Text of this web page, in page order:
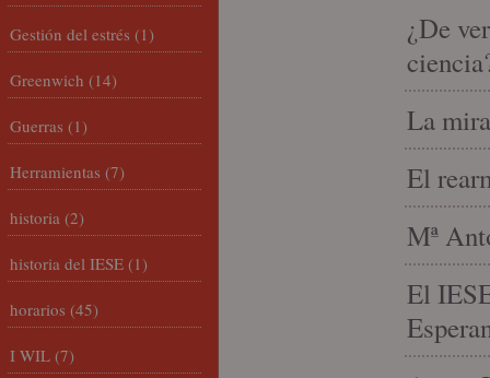
¿De
La
El
Mª
El
Gestión del estrés (1)
Greenwich (14)
Guerras (1)
Herramientas (7)
historia (2)
historia del IESE (1)
horarios (45)
I WIL (7)